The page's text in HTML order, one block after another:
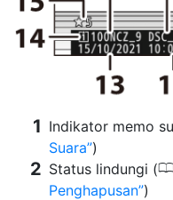
Indikator memo
Suara )
Status lindungi (
Penghapusan )